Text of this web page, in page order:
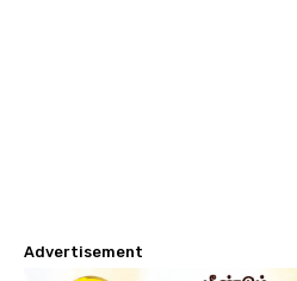
Advertisement